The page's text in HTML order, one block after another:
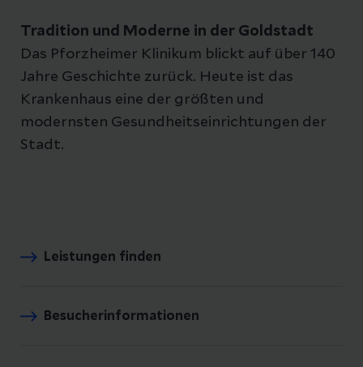
Tradition und Moderne in der Goldstadt
Das Pforzheimer Klinikum blickt auf über 140
Jahre Geschichte zurück. Heute ist das
Krankenhaus eine der größten und
modernsten Gesundheitseinrichtungen der
Stadt.
Leistungen finden
Besucherinformationen